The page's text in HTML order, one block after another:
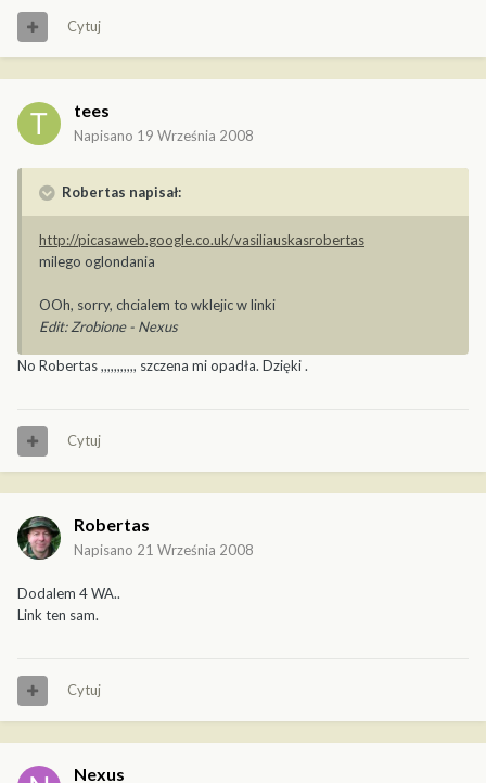
Cytuj
tees
Napisano 19 Września 2008
Robertas napisał:
http://picasaweb.google.co.uk/vasiliauskasrobertas
milego oglondania
OOh, sorry, chcialem to wklejic w linki
Edit: Zrobione - Nexus
No Robertas ,,,,,,,,,,, szczena mi opadła. Dzięki .
Cytuj
Robertas
Napisano 21 Września 2008
Dodalem 4 WA..
Link ten sam.
Cytuj
Nexus